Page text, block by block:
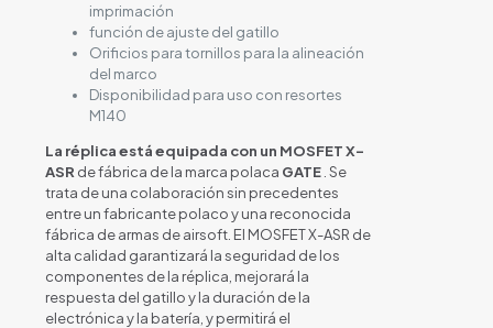
imprimación
función de ajuste del gatillo
Orificios para tornillos para la alineación
del marco
Disponibilidad para uso con resortes
M140
La réplica está equipada con un MOSFET X-
ASR de fábrica de la marca polaca GATE . Se
trata de una colaboración sin precedentes
entre un fabricante polaco y una reconocida
fábrica de armas de airsoft. El MOSFET X-ASR de
alta calidad garantizará la seguridad de los
componentes de la réplica, mejorará la
respuesta del gatillo y la duración de la
electrónica y la batería, y permitirá el